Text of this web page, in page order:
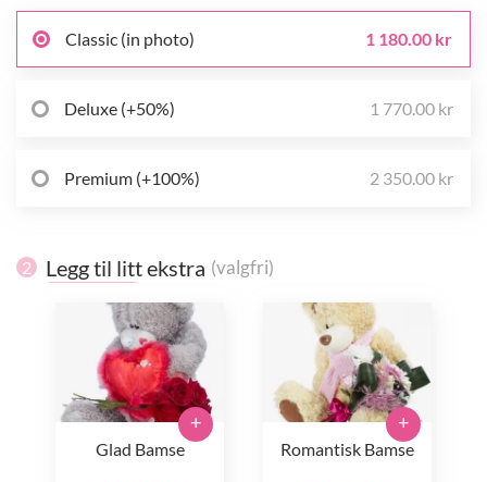
Classic (in photo) 1 180.00 kr
Deluxe (+50%) 1 770.00 kr
Premium (+100%) 2 350.00 kr
2 Legg til litt ekstra (valgfri)
Glad Bamse
+
Romantisk Bamse
+